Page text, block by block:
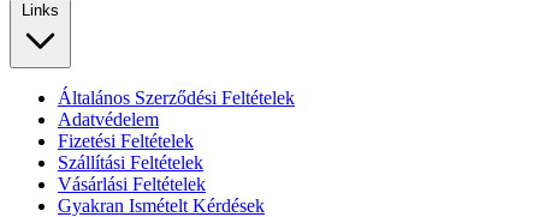
Links
Általános Szerződési Feltételek
Adatvédelem
Fizetési Feltételek
Szállítási Feltételek
Vásárlási Feltételek
Gyakran Ismételt Kérdések